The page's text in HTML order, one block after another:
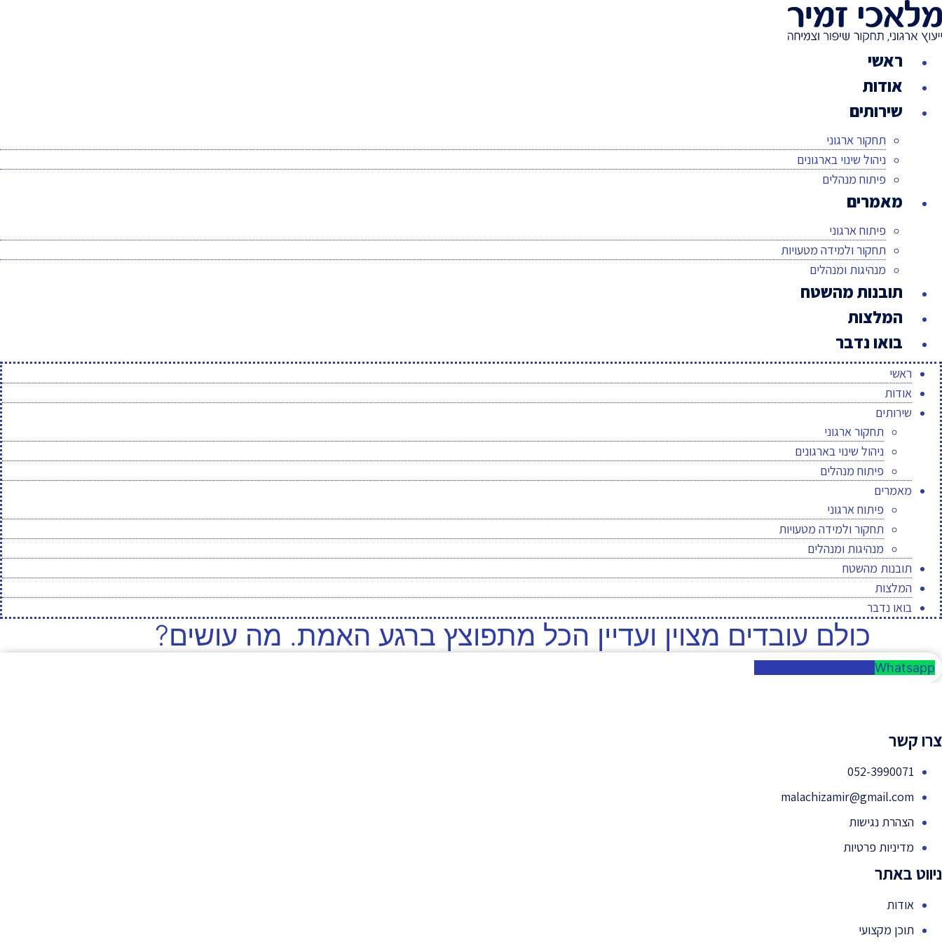
דלג
לתוכן
ראשי
אודות
שירותים
תחקור ארגוני
ניהול שינוי בארגונים
פיתוח מנהלים
מאמרים
פיתוח ארגוני
תחקור ולמידה מטעויות
מנהיגות ומנהלים
תובנות מהשטח
המלצות
בואו נדבר
ראשי
אודות
שירותים
תחקור ארגוני
ניהול שינוי בארגונים
פיתוח מנהלים
מאמרים
פיתוח ארגוני
תחקור ולמידה מטעויות
מנהיגות ומנהלים
תובנות מהשטח
המלצות
בואו נדבר
כולם עובדים מצוין ועדיין הכל מתפוצץ ברגע האמת. מה עושים?
Whatsapp
צרו קשר
052-3990071
malachizamir@gmail.com
הצהרת נגישות
מדיניות פרטיות
ניווט באתר
אודות
תוכן מקצועי